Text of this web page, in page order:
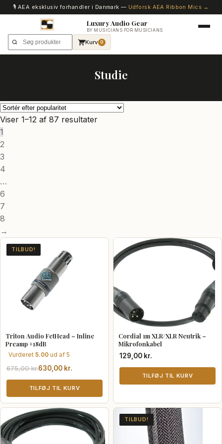
🎙️ AEA eksklusiv forhandler i Danmark — Udforsk AEA Ribbon Mics →
Luxury Audio Gear
BY MUSICIANS FOR MUSICIANS
Kurv 0
Studie
Viser 1–12 af 87 resultaterSorteret
1
2
3
4
…
6
7
8
→
Triton Audio FetHead – Inline
Preamp +18dB
Vurderet 5.00 ud af 5
TILBUD!
675,00kr.
Den
oprindelige
var:
675,00 kr..
630,00 kr.
Den
aktuelle
er:
630,00 kr..
TILFØJ TIL KURV
Cordial 1m XLR/XLR Neutrik –
Mikrofonkabel
129,00 kr.
TILFØJ TIL KURV
TILBUD!